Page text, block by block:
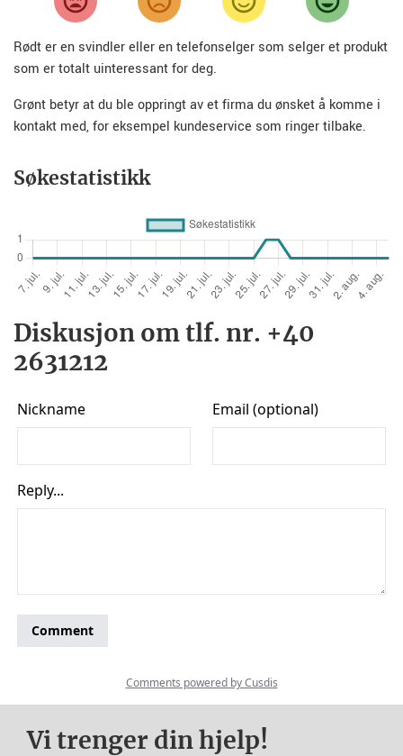
Rødt er en svindler eller en telefonselger som selger et produkt
som er totalt uinteressant for deg.
Grønt betyr at du ble oppringt av et firma du ønsket å komme i
kontakt med, for eksempel kundeservice som ringer tilbake.
Søkestatistikk
Diskusjon om tlf. nr. +40
2631212
Vi trenger din hjelp!